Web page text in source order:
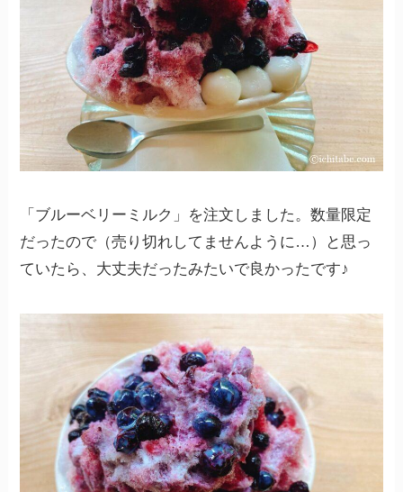
「ブルーベリーミルク」を注文しました。数量限定
だったので（売り切れしてませんように…）と思っ
ていたら、大丈夫だったみたいで良かったです♪